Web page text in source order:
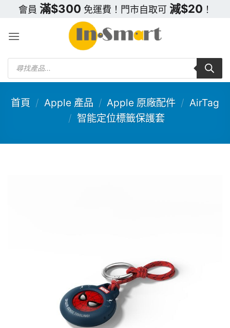
content
會員 滿$300 免運費！門市自取可 減$20 ！
Products
search
首頁 / Apple 產品 / Apple 原廠配件 / AirTag
/ 智能定位標籤保護套